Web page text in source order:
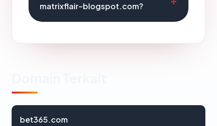
matrixflair-blogspot.com?
bet365.com